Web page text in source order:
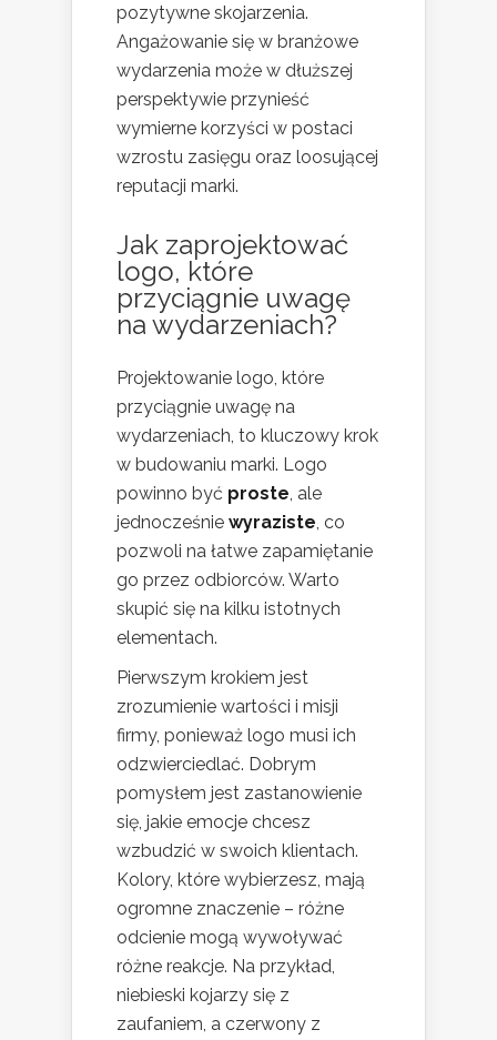
pozytywne skojarzenia.
Angażowanie się w branżowe
wydarzenia może w dłuższej
perspektywie przynieść
wymierne korzyści w postaci
wzrostu zasięgu oraz loosującej
reputacji marki.
Jak zaprojektować
logo, które
przyciągnie uwagę
na wydarzeniach?
Projektowanie logo, które
przyciągnie uwagę na
wydarzeniach, to kluczowy krok
w budowaniu marki. Logo
powinno być proste , ale
jednocześnie wyraziste , co
pozwoli na łatwe zapamiętanie
go przez odbiorców. Warto
skupić się na kilku istotnych
elementach.
Pierwszym krokiem jest
zrozumienie wartości i misji
firmy, ponieważ logo musi ich
odzwierciedlać. Dobrym
pomysłem jest zastanowienie
się, jakie emocje chcesz
wzbudzić w swoich klientach.
Kolory, które wybierzesz, mają
ogromne znaczenie – różne
odcienie mogą wywoływać
różne reakcje. Na przykład,
niebieski kojarzy się z
zaufaniem, a czerwony z